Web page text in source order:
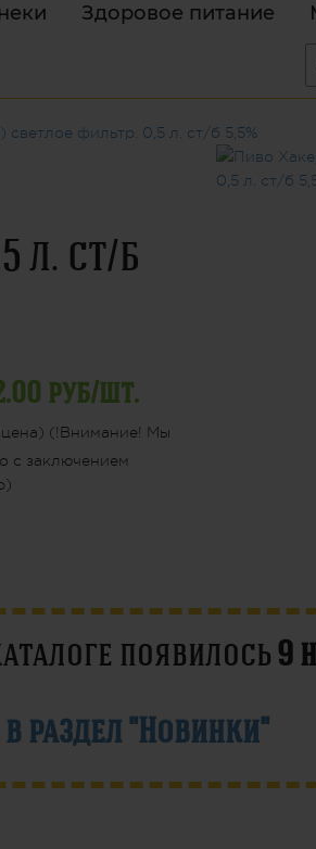
Здоровое питание
фильтр. 0,5 л. ст/б 5,5%
л. ст/б
руб/шт.
цена) (!Внимание! Мы
с заключением
появилось 9
раздел "Новинки"